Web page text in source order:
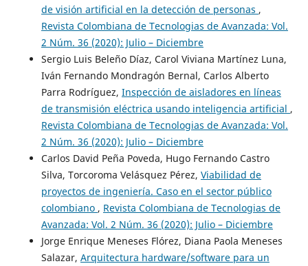
de visión artificial en la detección de personas ,
Revista Colombiana de Tecnologias de Avanzada: Vol.
2 Núm. 36 (2020): Julio – Diciembre
Sergio Luis Beleño Díaz, Carol Viviana Martínez Luna,
Iván Fernando Mondragón Bernal, Carlos Alberto
Parra Rodríguez, Inspección de aisladores en líneas
de transmisión eléctrica usando inteligencia artificial ,
Revista Colombiana de Tecnologias de Avanzada: Vol.
2 Núm. 36 (2020): Julio – Diciembre
Carlos David Peña Poveda, Hugo Fernando Castro
Silva, Torcoroma Velásquez Pérez, Viabilidad de
proyectos de ingeniería. Caso en el sector público
colombiano , Revista Colombiana de Tecnologias de
Avanzada: Vol. 2 Núm. 36 (2020): Julio – Diciembre
Jorge Enrique Meneses Flórez, Diana Paola Meneses
Salazar, Arquitectura hardware/software para un